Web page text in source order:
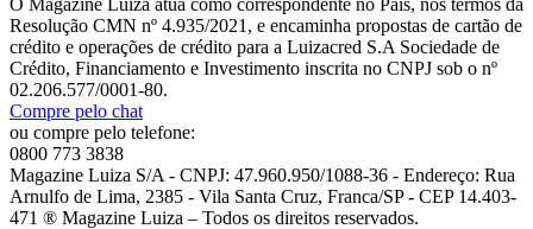
Resolução CMN nº 4.935/2021, e encaminha propostas de cartão de
crédito e operações de crédito para a Luizacred S.A Sociedade de
Crédito, Financiamento e Investimento inscrita no CNPJ sob o nº
02.206.577/0001-80.
Compre pelo chat
ou compre pelo telefone:
0800 773 3838
Magazine Luiza S/A - CNPJ: 47.960.950/1088-36 - Endereço: Rua
Arnulfo de Lima, 2385 - Vila Santa Cruz, Franca/SP - CEP 14.403-
471 ® Magazine Luiza – Todos os direitos reservados.